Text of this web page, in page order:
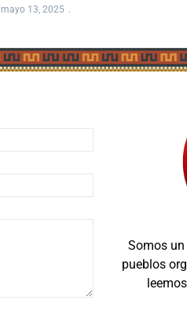
mayo 13, 2025
Somos
pueblos